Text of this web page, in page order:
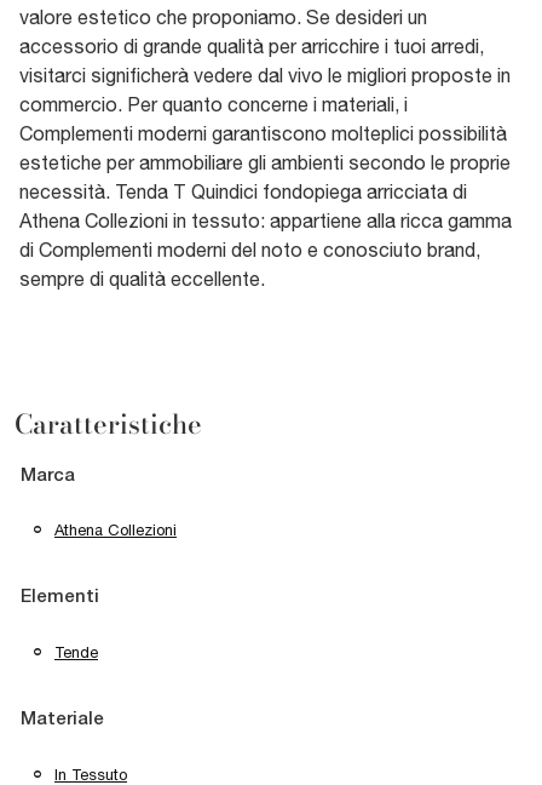
valore estetico che proponiamo. Se desideri un
accessorio di grande qualità per arricchire i tuoi arredi,
visitarci significherà vedere dal vivo le migliori proposte in
commercio. Per quanto concerne i materiali, i
Complementi moderni garantiscono molteplici possibilità
estetiche per ammobiliare gli ambienti secondo le proprie
necessità. Tenda T Quindici fondopiega arricciata di
Athena Collezioni in tessuto: appartiene alla ricca gamma
di Complementi moderni del noto e conosciuto brand,
sempre di qualità eccellente.
Caratteristiche
Marca
Athena Collezioni
Elementi
Tende
Materiale
In Tessuto